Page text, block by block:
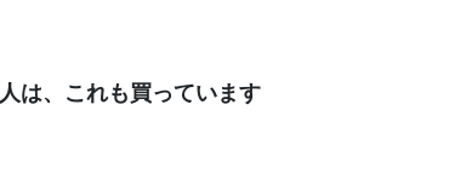
は、これも買っています